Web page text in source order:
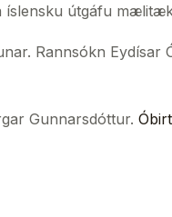
íslensku útgáfu
Rannsókn Eydísar
Gunnarsdóttur.